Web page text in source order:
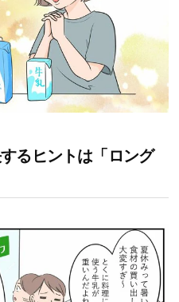
るヒントは「ロング